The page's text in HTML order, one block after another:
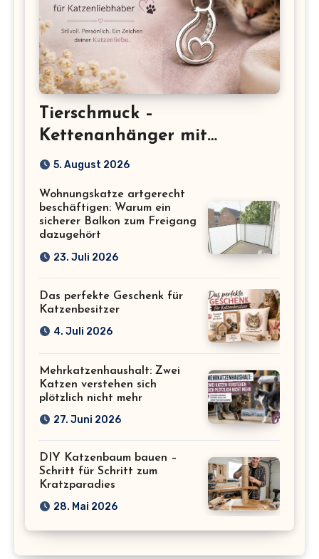
Tierschmuck –
Kettenanhänger mit
Katzenmotiv für
5. August 2026
Wohnungskatze artgerecht
beschäftigen: Warum ein
sicherer Balkon zum Freigang
dazugehört
23. Juli 2026
Das perfekte Geschenk für
Katzenbesitzer
4. Juli 2026
Mehrkatzenhaushalt: Zwei
Katzen verstehen sich
plötzlich nicht mehr
27. Juni 2026
DIY Katzenbaum bauen –
Schritt für Schritt zum
Kratzparadies
28. Mai 2026